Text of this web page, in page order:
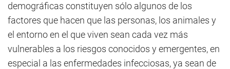
demográficas constituyen sólo algunos de los
factores que hacen que las personas, los animales y
el entorno en el que viven sean cada vez más
vulnerables a los riesgos conocidos y emergentes, en
especial a las enfermedades infecciosas, ya sean de